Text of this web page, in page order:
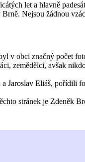
let a hlavně
Nejsou žádnou
v obci značný počet
zemědělci, avšak
Jaroslav Eliáš, pořídili
stránek je Zdeněk